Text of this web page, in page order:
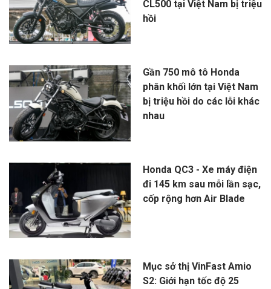
CL500 tại Việt Nam bị triệu
hồi
Gần 750 mô tô Honda
phân khối lớn tại Việt Nam
bị triệu hồi do các lỗi khác
nhau
Honda QC3 - Xe máy điện
đi 145 km sau mỗi lần sạc,
cốp rộng hơn Air Blade
Mục sở thị VinFast Amio
S2: Giới hạn tốc độ 25